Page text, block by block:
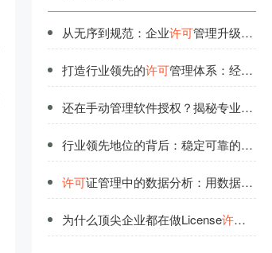
从无序到规范：企业许可管理升级路线图
打造行业领先的许可管理体系：经验与方法
还在手动管理软件授权？揭秘专业
许可
行业领先地位的背后：稳定可靠的产品与周到的服务
许可证管理中的数据分析：用数据说话的管理智慧
为什么顶尖企业都在做License许可